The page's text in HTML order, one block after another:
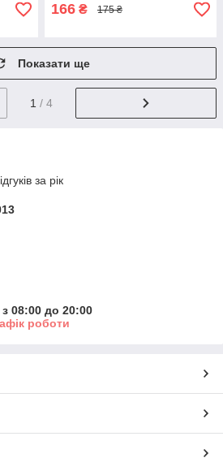
166 ₴ 175 ₴
Показати ще
1 / 4
за рік
08:00 до 20:00
роботи